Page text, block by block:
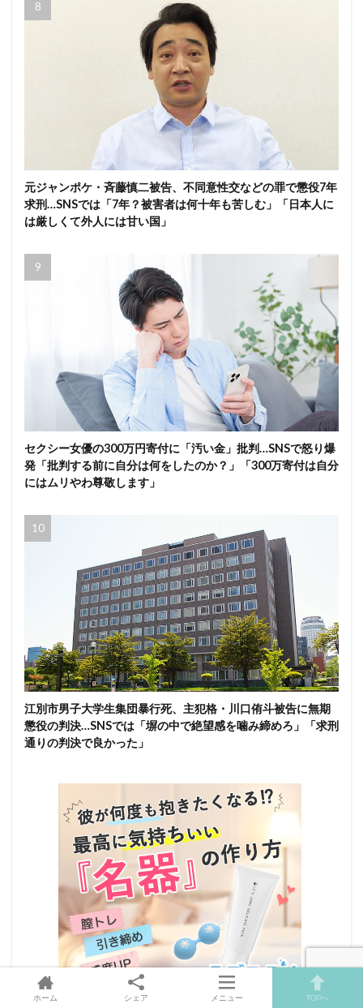
元ジャンポケ・斉藤慎二被告、不同意性交などの罪で懲役7年
求刑…SNSでは「7年？被害者は何十年も苦しむ」「日本人に
は厳しくて外人には甘い国」
セクシー女優の300万円寄付に「汚い金」批判…SNSで怒り爆
発「批判する前に自分は何をしたのか？」「300万寄付は自分
にはムリやわ尊敬します」
江別市男子大学生集団暴行死、主犯格・川口侑斗被告に無期
懲役の判決…SNSでは「塀の中で絶望感を噛み締めろ」「求刑
通りの判決で良かった」
デリケートゾーンのエクササイズ！
ホーム シェア メニュー TOPへ